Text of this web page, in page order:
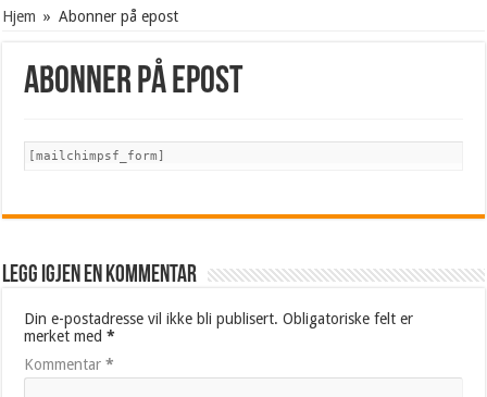
Hjem » Abonner på epost
Abonner på epost
[mailchimpsf_form]
Legg igjen en kommentar
Din e-postadresse vil ikke bli publisert. Obligatoriske felt er
merket med*
Kommentar*